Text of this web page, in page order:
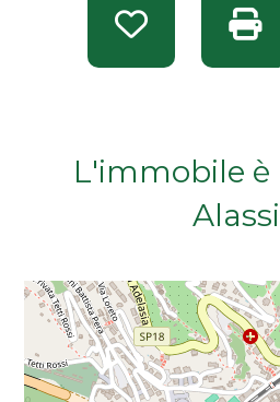
Preferiti: Rif.
L'immobile è
Da € 100.000 a € 200.000
Da € 200.000 a € 400.000
Da € 600.000 a € 800.000
Da € 1.000.000 a €
Da € 2.000.000 a €